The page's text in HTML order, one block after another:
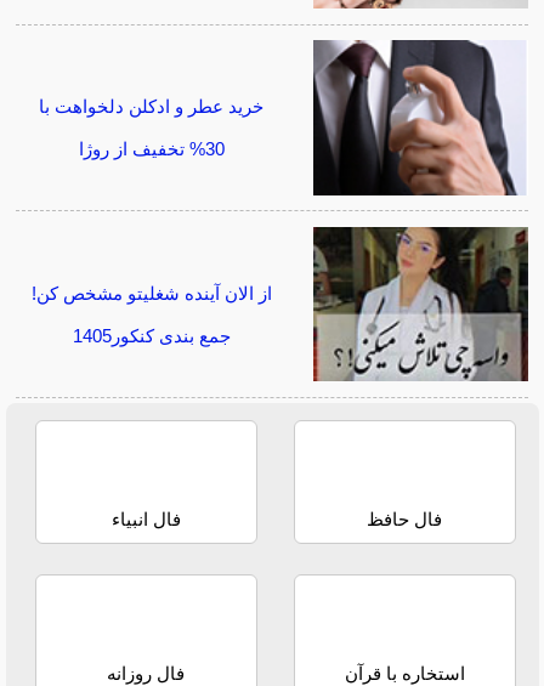
خرید عطر و ادکلن دلخواهت با
30% تخفیف از روژا
از الان آینده شغلیتو مشخص کن!
جمع بندی کنکور1405
فال حافظ فال انبیاء
استخاره با قرآن فال روزانه